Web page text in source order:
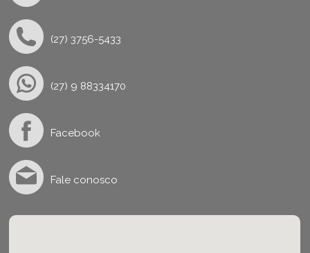
(27) 3756-5433
(27) 9 88334170
Facebook
Fale conosco